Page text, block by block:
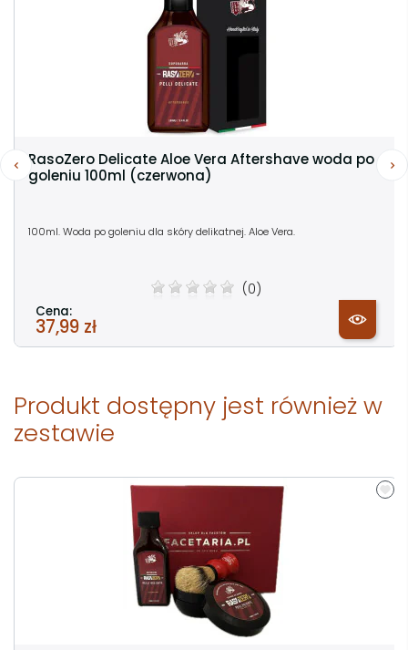
RasoZero Delicate Aloe Vera Aftershave woda po
goleniu 100ml (czerwona)
100ml. Woda po goleniu dla skóry delikatnej. Aloe Vera.
(0)
Cena:
37,99 zł
Produkt dostępny jest również w
zestawie